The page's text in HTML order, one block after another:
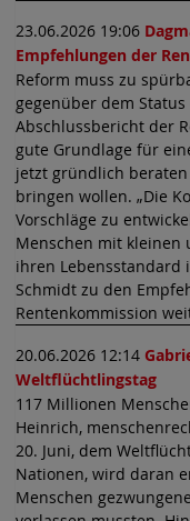
23.06.2026 19:06
Empfehlungen der
Reform muss zu
gegenüber dem
Abschlussbericht der
gute Grundlage für
jetzt gründlich
bringen wollen. „Die
Vorschläge zu
Menschen mit kleinen
ihren Lebensstandard
Schmidt zu den
Rentenkommission
20.06.2026 12:14
Weltflüchtlingstag
117 Millionen
Heinrich,
20. Juni, dem
Nationen, wird daran
Menschen